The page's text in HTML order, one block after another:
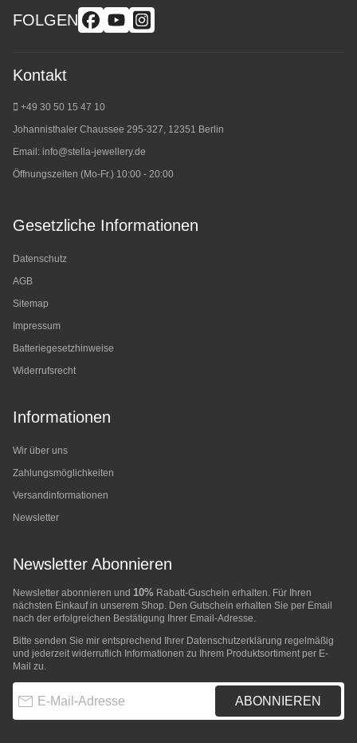
FOLGEN
Kontakt
+49 30 50 15 47 10
Johannisthaler Chaussee 295-327, 12351 Berlin
Email: info@stella-jewellery.de
Öffnungszeiten (Mo-Fr.) 10:00 - 20:00
Gesetzliche Informationen
Datenschutz
AGB
Sitemap
Impressum
Batteriegesetzhinweise
Widerrufsrecht
Informationen
Wir über uns
Zahlungsmöglichkeiten
Versandinformationen
Newsletter
Newsletter Abonnieren
Newsletter abonnieren und 10% Rabatt-Guschein erhalten. Für Ihren
nächsten Einkauf in unserem Shop. Den Gutschein erhalten Sie per Email
nach der erfolgreichen Bestätigung Ihrer Email-Adresse.
Bitte senden Sie mir entsprechend Ihrer Datenschutzerklärung regelmäßig
und jederzeit widerruflich Informationen zu Ihrem Produktsortiment per E-
Mail zu.
ABONNIEREN